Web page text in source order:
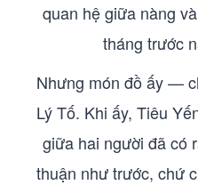
quan hệ giữa nàng
tháng trước
Nhưng món đồ ấy —
Lý Tố. Khi ấy, Tiêu
giữa hai người đã có
thuận như trước, chứ